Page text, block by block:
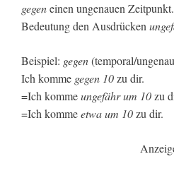
gegeneinen ungenauen
Bedeutung den Ausdrücken
Beispiel: gegen(temporal/
Ich komme gegen 10zu dir.
=Ich kommeungefähr um 10zu
=Ich kommeetwa um 10zu dir.